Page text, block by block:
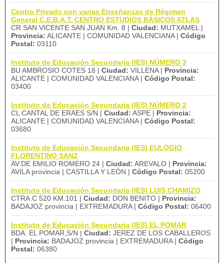
Centro Privado con varias Enseñanzas de Régimen
General C.E.B.A.T. CENTRO ESTUDIOS BÁSICOS ATLAS
CR SAN VICENTE SAN.JUAN Km. 8 | Ciudad: MUTXAMEL |
Provincia: ALICANTE | COMUNIDAD VALENCIANA | Código
Postal: 03110
Instituto de Educación Secundaria (IES) NÚMERO 3
BU AMBROSIO COTES 18 | Ciudad: VILLENA | Provincia:
ALICANTE | COMUNIDAD VALENCIANA | Código Postal:
03400
Instituto de Educación Secundaria (IES) NÚMERO 2
CL CANTAL DE ERAES S/N | Ciudad: ASPE | Provincia:
ALICANTE | COMUNIDAD VALENCIANA | Código Postal:
03680
Instituto de Educación Secundaria (IES) EULOGIO
FLORENTINO SANZ
AV.DE EMILIO ROMERO 24 | Ciudad: AREVALO | Provincia:
AVILA provincia | CASTILLA Y LEÓN | Código Postal: 05200
Instituto de Educación Secundaria (IES) LUIS CHAMIZO
CTRA.C 520 KM.101 | Ciudad: DON BENITO | Provincia:
BADAJOZ provincia | EXTREMADURA | Código Postal: 06400
Instituto de Educación Secundaria (IES) EL POMAR
BDA. EL POMAR,S/N | Ciudad: JEREZ DE LOS CABALLEROS
| Provincia: BADAJOZ provincia | EXTREMADURA | Código
Postal: 06380